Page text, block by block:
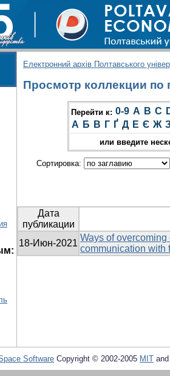
Електронний архів Полтавського
Просмотр коллекции по
Перейти к: 0-9 A B C
А Б В Г Ґ Д Е Є Ж
или введите
Сортировка:
Дата
публикации
18-Июн-2021
Ways of
communication with
Software Copyright © 2002-2005 MIT